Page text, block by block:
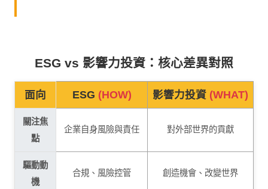
ESG vs 影響力投資：核心差異對照
面向 ESG (HOW) 影響力投資 (WHAT)
關注焦
點
企業自身風險與責任 對外部世界的貢獻
驅動動
機
合規、風險控管 創造機會、改變世界